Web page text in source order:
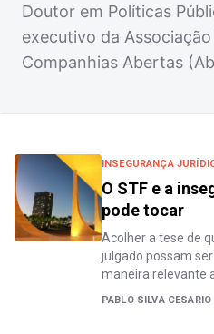
Doutor em Políticas
executivo da
Companhias Abertas
INSEGURANÇA
O STF e a
pode tocar
Acolher a tese de
julgado possam
maneira relevante
PABLO SILVA CESARIO